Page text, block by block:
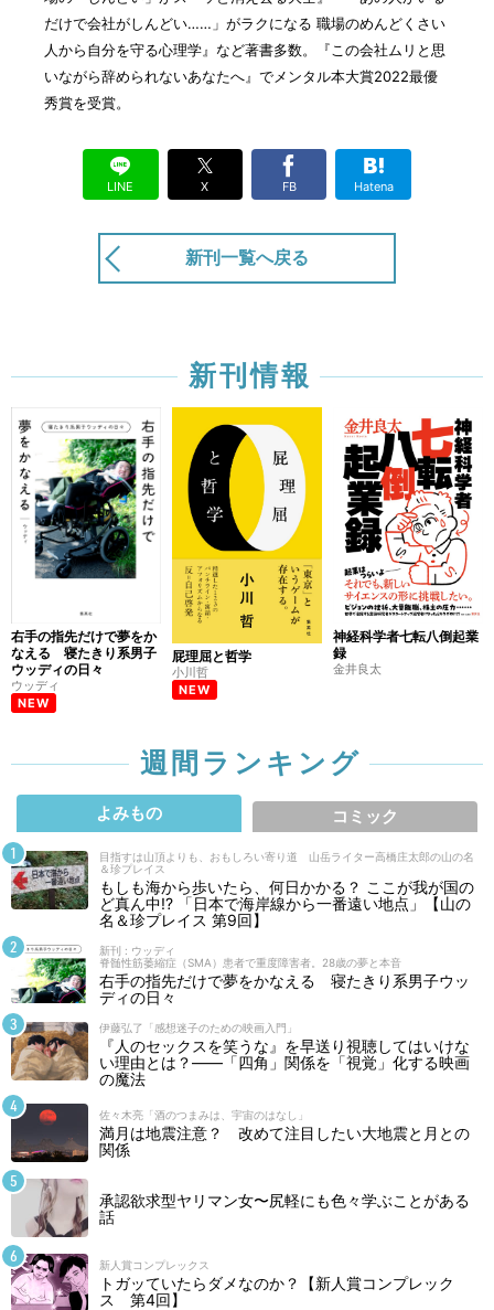
だけで会社がしんどい……」がラクになる 職場のめんどくさい
人から自分を守る心理学』など著書多数。『この会社ムリと思
いながら辞められないあなたへ』でメンタル本大賞2022最優
秀賞を受賞。
LINE X FB Hatena
新刊一覧へ戻る
新刊情報
右手の指先だけで夢をか
なえる 寝たきり系男子
ウッディの日々
ウッディ
NEW
屁理屈と哲学
小川哲
NEW
神経科学者七転八倒起業
録
金井良太
週間ランキング
よみもの コミック
目指すは山頂よりも、おもしろい寄り道 山岳ライター高橋庄太郎の山の名
＆珍プレイス
もしも海から歩いたら、何日かかる？ ここが我が国の
ど真ん中!? 「日本で海岸線から一番遠い地点」【山の
名＆珍プレイス 第9回】
新刊 : ウッディ
脊髄性筋萎縮症（SMA）患者で重度障害者。28歳の夢と本音
右手の指先だけで夢をかなえる 寝たきり系男子ウッ
ディの日々
伊藤弘了「感想迷子のための映画入門」
『人のセックスを笑うな』を早送り視聴してはいけな
い理由とは？――「四角」関係を「視覚」化する映画
の魔法
佐々木亮「酒のつまみは、宇宙のはなし」
満月は地震注意？ 改めて注目したい大地震と月との
関係
承認欲求型ヤリマン女〜尻軽にも色々学ぶことがある
話
新人賞コンプレックス
トガッていたらダメなのか？【新人賞コンプレック
ス 第4回】